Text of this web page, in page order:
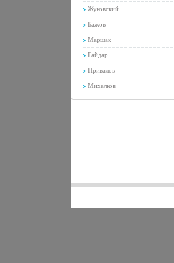
Жуковский
Бажов
Маршак
Гайдар
Привалов
Михалков